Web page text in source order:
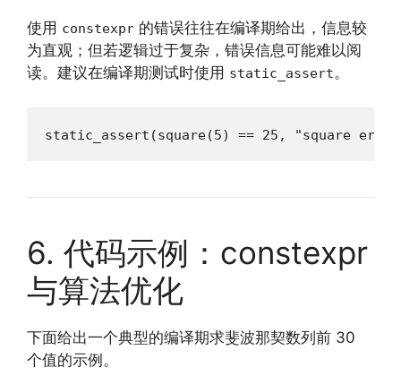
使用 constexpr 的错误往往在编译期给出，信息较
为直观；但若逻辑过于复杂，错误信息可能难以阅
读。建议在编译期测试时使用 static_assert。
static_assert(square(5) == 25, "square
6. 代码示例：constexpr
与算法优化
下面给出一个典型的编译期求斐波那契数列前 30
个值的示例。